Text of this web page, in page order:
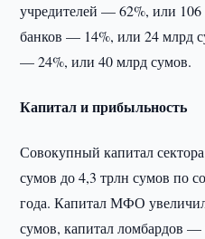
учредителей — 62%, или
банков — 14%, или 24 млрд
— 24%, или 40 млрд сумов.
Капитал и прибыльность
Совокупный капитал
сумов до 4,3 трлн сумов по
года. Капитал МФО
сумов, капитал ломбардов —